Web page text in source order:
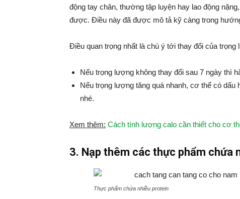
động tay chân, thường tập luyện hay lao động
được. Điều này đã được mô tả kỹ càng trong
Điều quan trọng nhất là chú ý tới thay đổi của
Nếu trọng lượng không thay đổi sau 7 ngày thì
Nếu trọng lượng tăng quá nhanh, cơ thể có
nhé.
Xem thêm: Cách tính lượng calo cần thiết cho cơ
3. Nạp thêm các thực phẩm chứa
Thực phẩm chứa nhiều protein